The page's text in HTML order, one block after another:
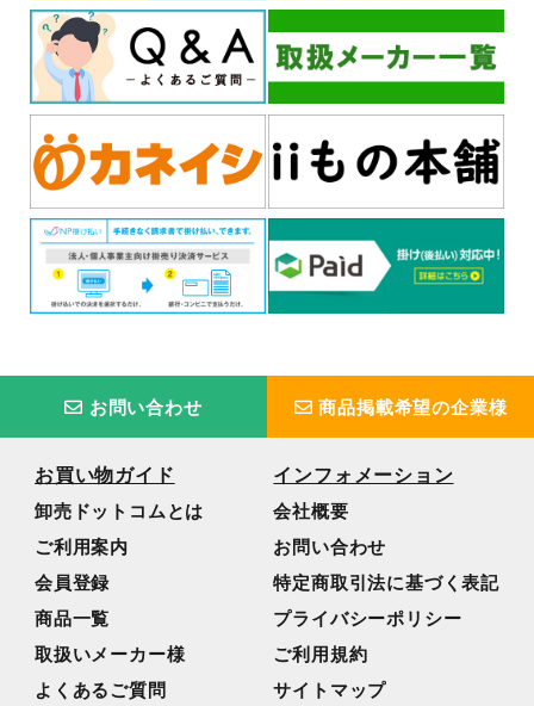
お問い合わせ 商品掲載希望の企業様
お買い物ガイド
卸売ドットコムとは
ご利用案内
会員登録
商品一覧
取扱いメーカー様
よくあるご質問
インフォメーション
会社概要
お問い合わせ
特定商取引法に基づく表記
プライバシーポリシー
ご利用規約
サイトマップ